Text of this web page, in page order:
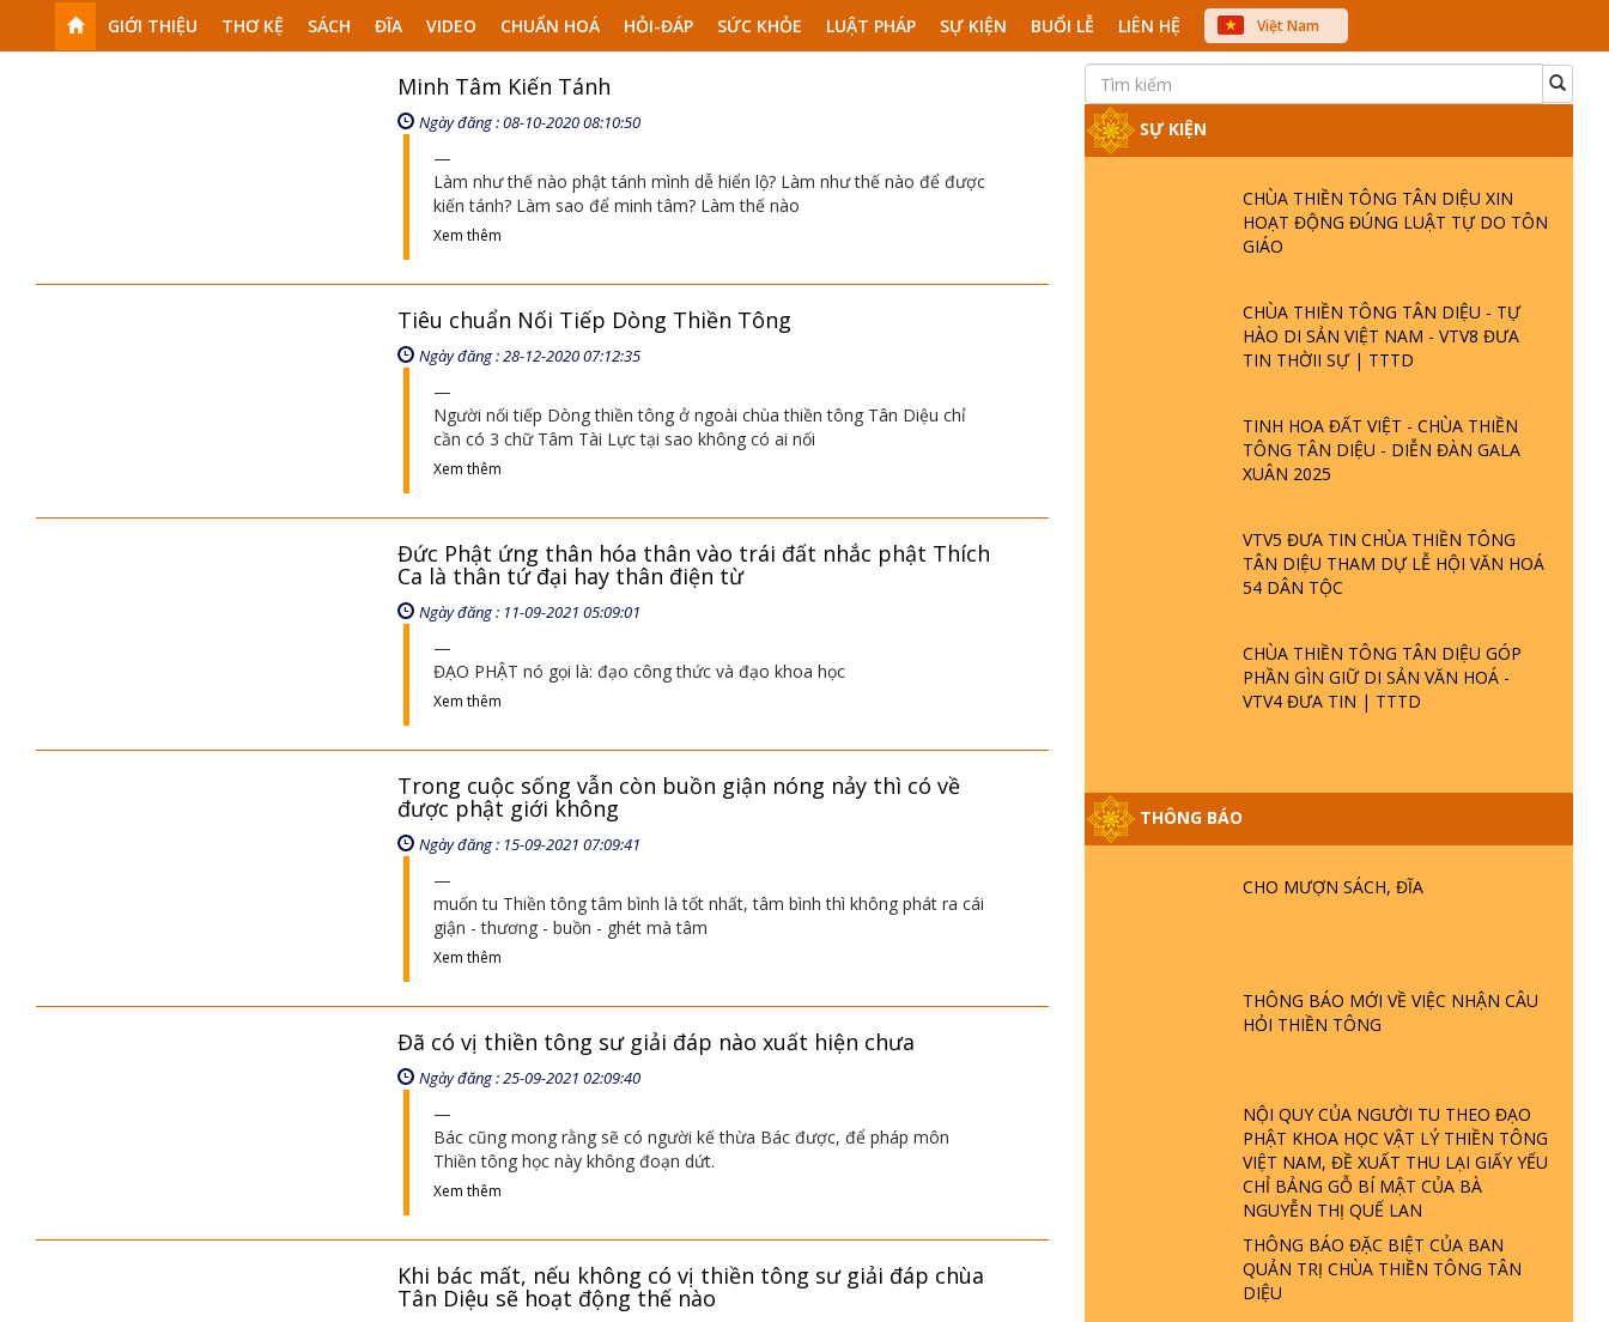
GIỚI THIỆU THƠ KỆ SÁCH ĐĨA VIDEO CHUẨN HOÁ HỎI-ĐÁP SỨC KHỎE LUẬT PHÁP SỰ KIỆN BUỔI LỄ LIÊN HỆ
Việt Nam
中文
Minh Tâm Kiến Tánh
Ngày đăng : 08-10-2020 08:10:50
Làm như thế nào phật tánh mình dễ hiển lộ? Làm như thế nào để được
kiến tánh? Làm sao để minh tâm? Làm thế nào
Xem thêm
Tiêu chuẩn Nối Tiếp Dòng Thiền Tông
Ngày đăng : 28-12-2020 07:12:35
Người nối tiếp Dòng thiền tông ở ngoài chùa thiền tông Tân Diệu chỉ
cần có 3 chữ Tâm Tài Lực tại sao không có ai nối
Xem thêm
Đức Phật ứng thân hóa thân vào trái đất nhắc phật Thích
Ca là thân tứ đại hay thân điện từ
Ngày đăng : 11-09-2021 05:09:01
ĐẠO PHẬT nó gọi là: đạo công thức và đạo khoa học
Xem thêm
Trong cuộc sống vẫn còn buồn giận nóng nảy thì có về
được phật giới không
Ngày đăng : 15-09-2021 07:09:41
muốn tu Thiền tông tâm bình là tốt nhất, tâm bình thì không phát ra cái
giận - thương - buồn - ghét mà tâm
Xem thêm
Đã có vị thiền tông sư giải đáp nào xuất hiện chưa
Ngày đăng : 25-09-2021 02:09:40
Bác cũng mong rằng sẽ có người kế thừa Bác được, để pháp môn
Thiền tông học này không đoạn dứt.
Xem thêm
Khi bác mất, nếu không có vị thiền tông sư giải đáp chùa
Tân Diệu sẽ hoạt động thế nào
SỰ KIỆN
CHÙA THIỀN TÔNG TÂN DIỆU XIN
HOẠT ĐỘNG ĐÚNG LUẬT TỰ DO TÔN
GIÁO
CHÙA THIỀN TÔNG TÂN DIỆU - TỰ
HÀO DI SẢN VIỆT NAM - VTV8 ĐƯA
TIN THỜII SỰ | TTTD
TINH HOA ĐẤT VIỆT - CHÙA THIỀN
TÔNG TÂN DIỆU - DIỄN ĐÀN GALA
XUÂN 2025
VTV5 ĐƯA TIN CHÙA THIỀN TÔNG
TÂN DIỆU THAM DỰ LỄ HỘI VĂN HOÁ
54 DÂN TỘC
CHÙA THIỀN TÔNG TÂN DIỆU GÓP
PHẦN GÌN GIỮ DI SẢN VĂN HOÁ -
VTV4 ĐƯA TIN | TTTD
THÔNG BÁO
CHO MƯỢN SÁCH, ĐĨA
THÔNG BÁO MỚI VỀ VIỆC NHẬN CÂU
HỎI THIỀN TÔNG
NỘI QUY CỦA NGƯỜI TU THEO ĐẠO
PHẬT KHOA HỌC VẬT LÝ THIỀN TÔNG
VIỆT NAM, ĐỀ XUẤT THU LẠI GIẤY YẾU
CHỈ BẢNG GỖ BÍ MẬT CỦA BÀ
NGUYỄN THỊ QUẾ LAN
THÔNG BÁO ĐẶC BIỆT CỦA BAN
QUẢN TRỊ CHÙA THIỀN TÔNG TÂN
DIỆU
GIẢI ĐÁP ĐẶC BIỆT P25 - SUỐT 49 NĂM
PHẬT KHÔNG NÓI? HỘI LONG HOA LÀ
TTTD
GIẢI ĐÁP ĐẶC BIỆT P23 - THIÊN ĐÀNG Ở
GIẢI ĐÁP THIỀN TÔNG ĐẶC BIỆT P22 -
TẠI SAO TRÁI ĐẤT NHIỀU THIÊN TAI - LŨ
LỤT - HỎA HOẠN | TTTD
GIẢI ĐÁP THIỀN TÔNG ĐẶC BIỆT P21 -
TẠI SAO ĐỨC PHẬT BƯỚC ĐI 7 BƯỚC
TRÊN HOA SEN ? | TTTD